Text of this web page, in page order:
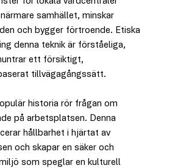
samhället, minskar
och bygger förtroende. Etiska
denna teknik är förståeliga,
ett försiktigt,
tillvägagångssätt.
historia rör frågan om
på arbetsplatsen. Denna
hållbarhet i hjärtat av
och skapar en säker och
som speglar en kulturell